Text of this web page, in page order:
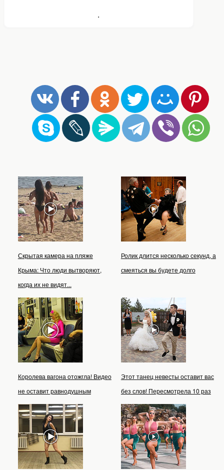
.
Скрытая камера на пляже
Крыма: Что люди вытворяют,
когда их не видят...
Ролик длится несколько секунд, а
смеяться вы будете долго
Королева вагона отожгла! Видео
не оставит равнодушным
Этот танец невесты оставит вас
без слов! Пересмотрела 10 раз